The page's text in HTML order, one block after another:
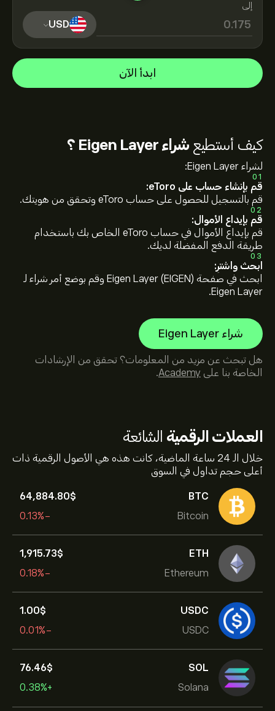
إلى
USD
ابدأ الآن
العملات الرقمية الشائعة
خلال الـ 24 ساعة الماضية، كانت هذه هي الأصول الرقمية ذات
أعلى حجم تداول في السوق
BTC
Bitcoin
64,884.80‎$‎
-0.13%
ETH
Ethereum
1,915.73‎$‎
-0.18%
USDC
USDC
1.00‎$‎
-0.01%
SOL
Solana
76.46‎$‎
+0.38%
كيف أستطيع شراء Eigen Layer ؟
لشراء Eigen Layer:
01
قم بإنشاء حساب على eToro:
قم بالتسجيل للحصول على حساب eToro وتحقق من هويتك.
02
قم بإيداع الأموال:
قم بإيداع الأموال في حساب eToro الخاص بك باستخدام
طريقة الدفع المفضلة لديك.
03
ابحث واشترِ:
ابحث في صفحة Eigen Layer (EIGEN) وقم بوضع أمر شراء لـ
Eigen Layer.
شراء Eigen Layer
هل تبحث عن مزيد من المعلومات؟ تحقق من الإرشادات
الخاصة بنا على Academy
.